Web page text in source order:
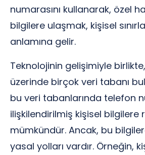
numarasını kullanarak, özel
bilgilere ulaşmak, kişisel
anlamına gelir.
Teknolojinin gelişimiyle
üzerinde birçok veri tabanı
bu veri tabanlarında telefon
ilişkilendirilmiş kişisel bilgilere
mümkündür. Ancak, bu
yasal yolları vardır. Örneğin,